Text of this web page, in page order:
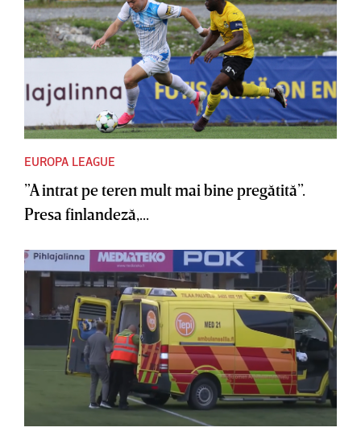
EUROPA LEAGUE
”A intrat pe teren mult mai bine pregătită”.
Presa finlandeză,...